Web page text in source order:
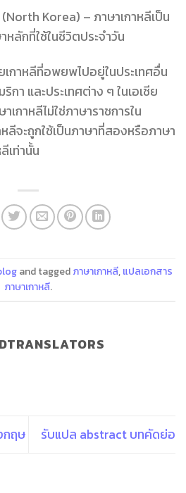
Korea) – ภาษาเกาหลีเป็น
หลักที่ใช้ในชีวิตประจำวัน
กาหลีที่อพยพไปอยู่ในประเทศอื่น
า และประเทศต่าง ๆ ในเอเชีย
เกาหลีไม่ใช่ภาษาราชการใน
หลีจะถูกใช้เป็นภาษาที่สองหรือภาษา
เท่านั้น
and taggedภาษาเกาหลี,แปลเอกสาร
ภาษาเกาหลี.
กฤษ รับแปล abstract บทคัดย่อ